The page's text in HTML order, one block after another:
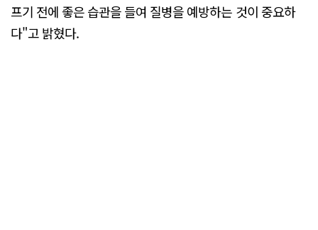
프기 전에 좋은 습관을 들여 질병을 예방하는 것이 중요하
다"고 밝혔다.